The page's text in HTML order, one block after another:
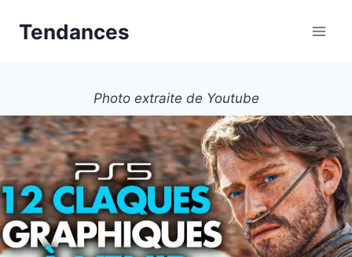
Tendances
Photo extraite de Youtube